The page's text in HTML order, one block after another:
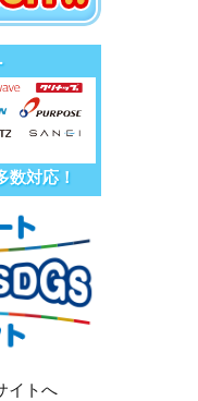
数対応！